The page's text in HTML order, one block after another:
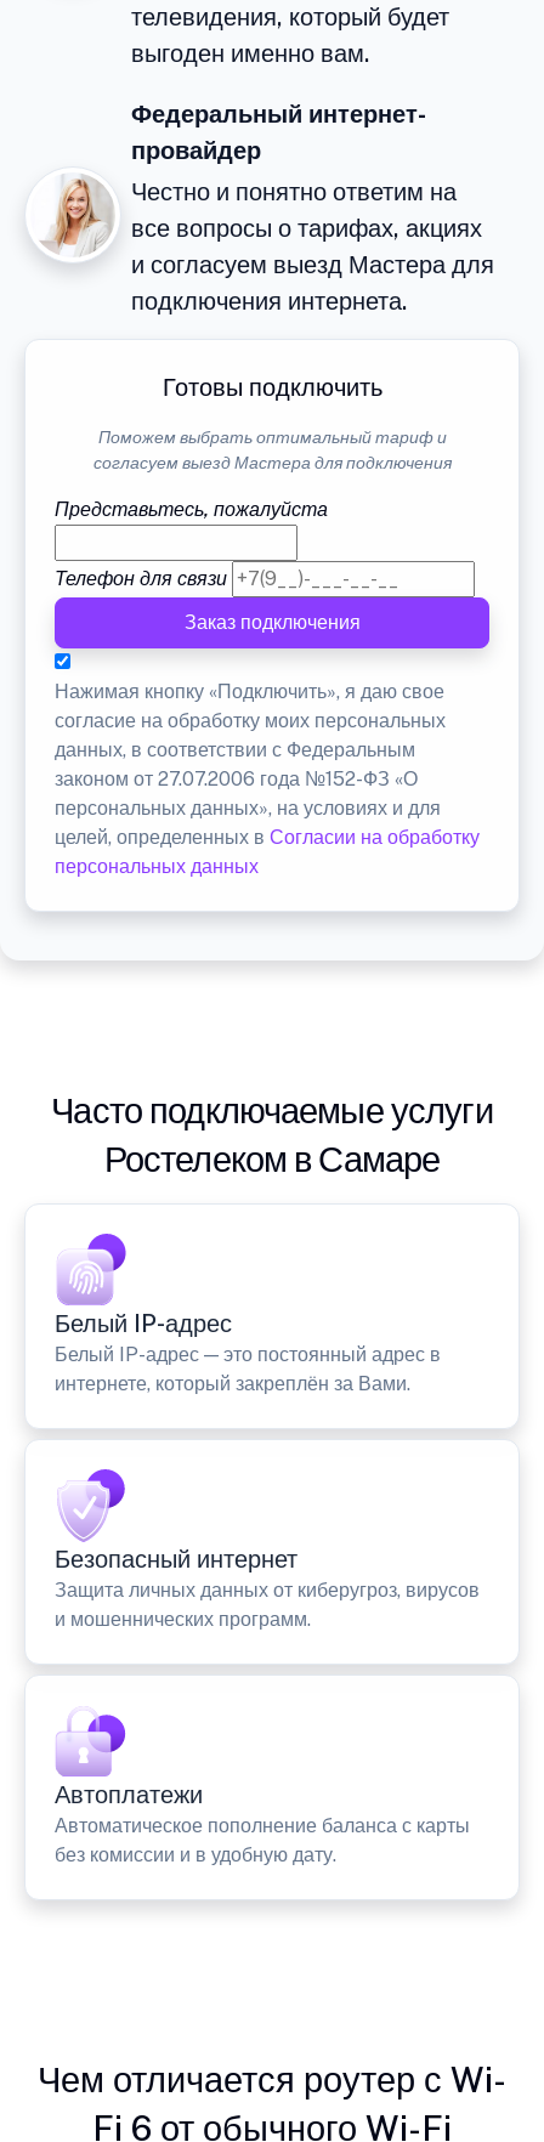
телевидения, который будет
выгоден именно вам.
Федеральный интернет-
провайдер
Честно и понятно ответим на
все вопросы о тарифах, акциях
и согласуем выезд Мастера для
подключения интернета.
Готовы подключить
Поможем выбрать оптимальный тариф и
согласуем выезд Мастера для подключения
Представьтесь, пожалуйста
Телефон для связи
Заказ подключения
Нажимая кнопку «Подключить», я даю свое
согласие на обработку моих персональных
данных, в соответствии с Федеральным
законом от 27.07.2006 года №152-ФЗ «О
персональных данных», на условиях и для
целей, определенных в Согласии на обработку
персональных данных
Часто подключаемые услуги
Ростелеком в Самаре
Белый IP-адрес
Белый IP-адрес — это постоянный адрес в
интернете, который закреплён за Вами.
Безопасный интернет
Защита личных данных от киберугроз, вирусов
и мошеннических программ.
Автоплатежи
Автоматическое пополнение баланса с карты
без комиссии и в удобную дату.
Чем отличается роутер с Wi-
Fi 6 от обычного Wi-Fi